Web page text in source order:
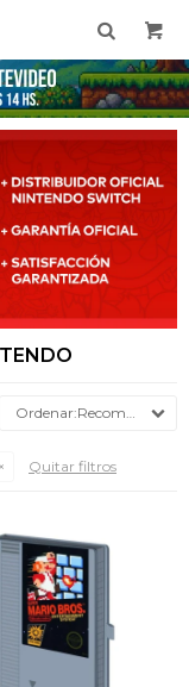
Recomendados
Quitar filtros